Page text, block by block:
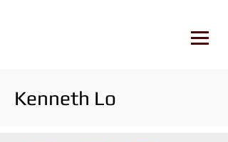
Kenneth Lo